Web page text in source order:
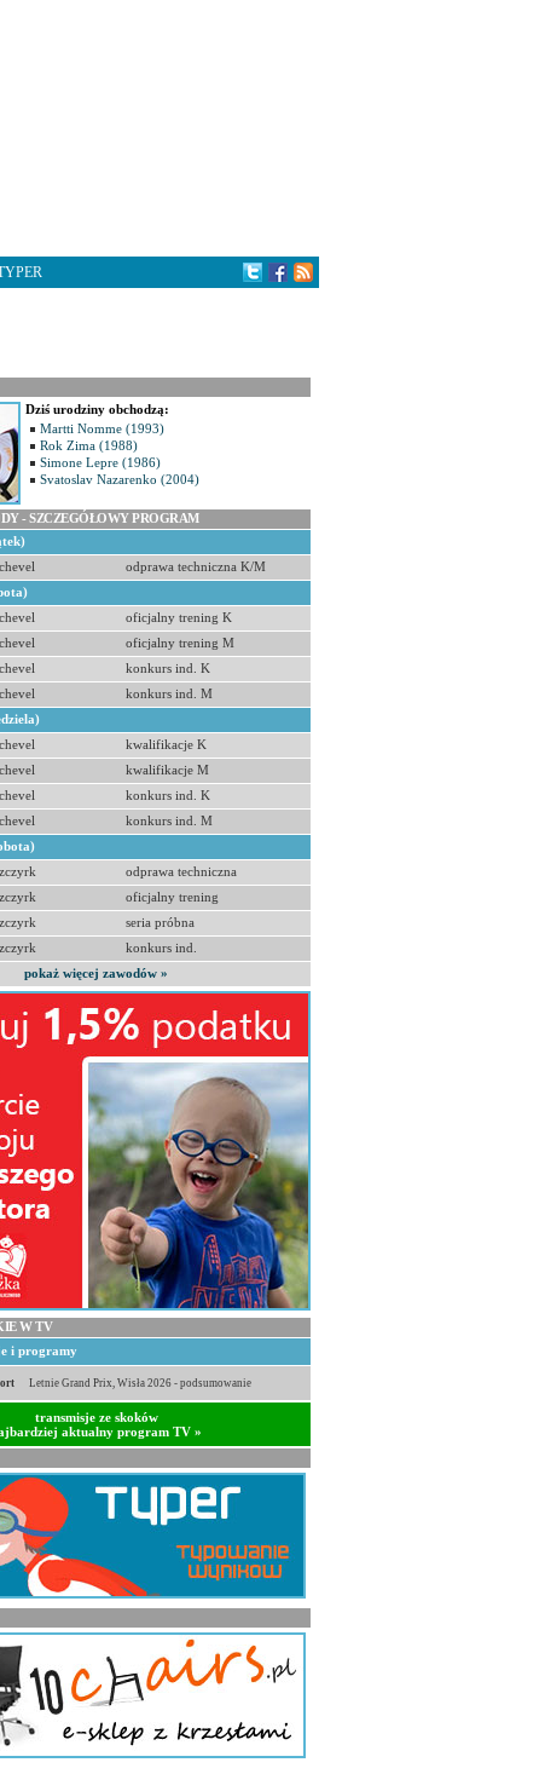
Dziś urodziny obchodzą:
Martti Nomme (1993)
Rok Zima (1988)
Simone Lepre (1986)
Svatoslav Nazarenko (2004)
- SZCZEGÓŁOWY PROGRAM
odprawa techniczna K/M
oficjalny trening K
oficjalny trening M
konkurs ind. K
konkurs ind. M
kwalifikacje K
kwalifikacje M
konkurs ind. K
konkurs ind. M
odprawa techniczna
oficjalny trening
seria próbna
konkurs ind.
pokaż więcej zawodów »
W TV
i programy
Letnie Grand Prix, Wisła 2026 - podsumowanie
transmisje ze skoków
aktualny program TV »